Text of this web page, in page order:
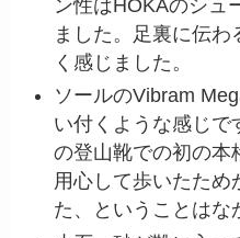
ン性はHOKAのシュ
ました。足裏に伝
く感じました。
ソールのVibram
い付くような感じで
の登山靴での初の本
用心して歩いたため
た、ということはな